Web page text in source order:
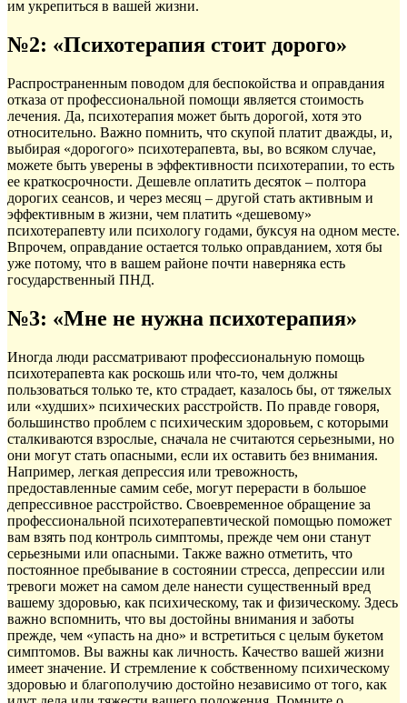
им укрепиться в вашей жизни.
№2: «Психотерапия стоит дорого»
Распространенным поводом для беспокойства и оправдания
отказа от профессиональной помощи является стоимость
лечения. Да, психотерапия может быть дорогой, хотя это
относительно. Важно помнить, что скупой платит дважды, и,
выбирая «дорогого» психотерапевта, вы, во всяком случае,
можете быть уверены в эффективности психотерапии, то есть
ее краткосрочности. Дешевле оплатить десяток – полтора
дорогих сеансов, и через месяц – другой стать активным и
эффективным в жизни, чем платить «дешевому»
психотерапевту или психологу годами, буксуя на одном месте.
Впрочем, оправдание остается только оправданием, хотя бы
уже потому, что в вашем районе почти наверняка есть
государственный ПНД.
№3: «Мне не нужна психотерапия»
Иногда люди рассматривают профессиональную помощь
психотерапевта как роскошь или что-то, чем должны
пользоваться только те, кто страдает, казалось бы, от тяжелых
или «худших» психических расстройств. По правде говоря,
большинство проблем с психическим здоровьем, с которыми
сталкиваются взрослые, сначала не считаются серьезными, но
они могут стать опасными, если их оставить без внимания.
Например, легкая депрессия или тревожность,
предоставленные самим себе, могут перерасти в большое
депрессивное расстройство. Своевременное обращение за
профессиональной психотерапевтической помощью поможет
вам взять под контроль симптомы, прежде чем они станут
серьезными или опасными. Также важно отметить, что
постоянное пребывание в состоянии стресса, депрессии или
тревоги может на самом деле нанести существенный вред
вашему здоровью, как психическому, так и физическому. Здесь
важно вспомнить, что вы достойны внимания и заботы
прежде, чем «упасть на дно» и встретиться с целым букетом
симптомов. Вы важны как личность. Качество вашей жизни
имеет значение. И стремление к собственному психическому
здоровью и благополучию достойно независимо от того, как